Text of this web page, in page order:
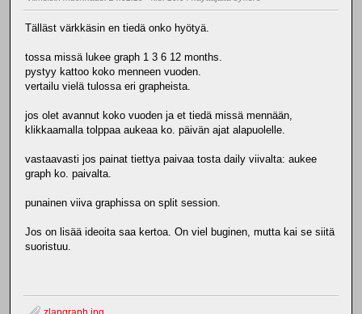
Tälläst värkkäsin en tiedä onko hyötyä.
tossa missä lukee graph 1 3 6 12 months.
pystyy kattoo koko menneen vuoden.
vertailu vielä tulossa eri grapheista.
jos olet avannut koko vuoden ja et tiedä missä mennään,
klikkaamalla tolppaa aukeaa ko. päivän ajat alapuolelle.
vastaavasti jos painat tiettya paivaa tosta daily viivalta: aukee
graph ko. paivalta.
punainen viiva graphissa on split session.
Jos on lisää ideoita saa kertoa. On viel buginen, mutta kai se siitä
suoristuu.